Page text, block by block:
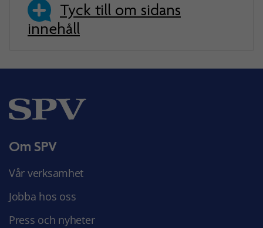
Tyck till om sidans
innehåll
Om SPV
Vår verksamhet
Jobba hos oss
Press och nyheter